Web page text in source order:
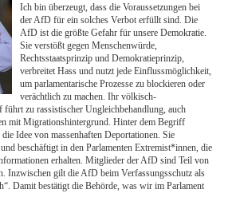
Ich bin überzeugt, dass die Voraussetzungen bei
der AfD für ein solches Verbot erfüllt sind. Die
AfD ist die größte Gefahr für unsere Demokratie.
Sie verstößt gegen Menschenwürde,
Rechtsstaatsprinzip und Demokratieprinzip,
verbreitet Hass und nutzt jede Einflussmöglichkeit,
um parlamentarische Prozesse zu blockieren oder
verächtlich zu machen. Ihr völkisch-
zu rassistischer Ungleichbehandlung, auch
mit Migrationshintergrund. Hinter dem Begriff
die Idee von massenhaften Deportationen. Sie
beschäftigt in den Parlamenten Extremist*innen, die
erhalten. Mitglieder der AfD sind Teil von
Inzwischen gilt die AfD beim Verfassungsschutz als
Damit bestätigt die Behörde, was wir im Parlament